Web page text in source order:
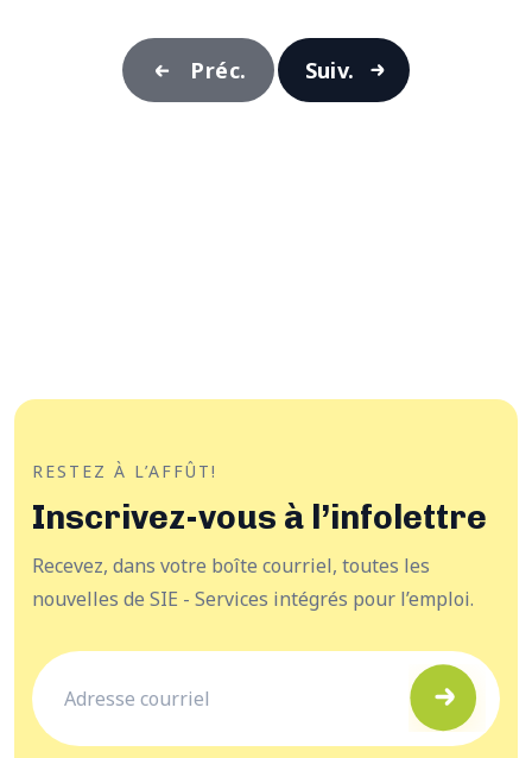
Préc. Suiv.
RESTEZ À L’AFFÛT!
Inscrivez-vous à l’infolettre
Recevez, dans votre boîte courriel, toutes les
nouvelles de SIE - Services intégrés pour l’emploi.